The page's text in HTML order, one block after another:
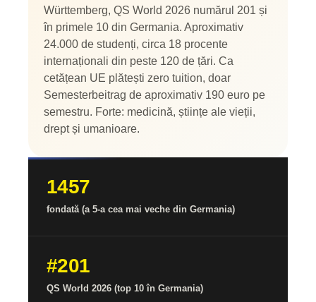
Württemberg, QS World 2026 numărul 201 și
în primele 10 din Germania. Aproximativ
24.000 de studenți, circa 18 procente
internaționali din peste 120 de țări. Ca
cetățean UE plătești zero tuition, doar
Semesterbeitrag de aproximativ 190 euro pe
semestru. Forte: medicină, științe ale vieții,
drept și umanioare.
1457
fondată (a 5-a cea mai veche din Germania)
#201
QS World 2026 (top 10 în Germania)